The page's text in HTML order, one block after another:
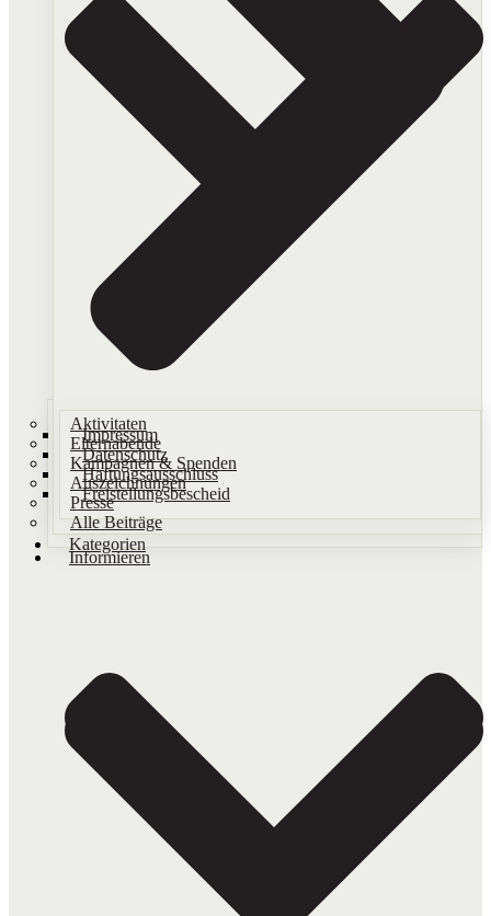
Aktivitaten
Elternabende
Kampagnen & Spenden
Auszeichnungen
Presse
Alle Beiträge
Informieren
Impressum
Datenschutz
Haftungsausschluss
Freistellungsbescheid
Kategorien